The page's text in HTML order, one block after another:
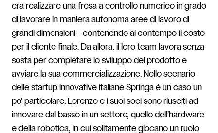
era realizzare una fresa a controllo numerico in grado
di lavorare in maniera autonoma aree di lavoro di
grandi dimensioni - contenendo al contempo il costo
per il cliente finale. Da allora, il loro team lavora senza
sosta per completare lo sviluppo del prodotto e
avviare la sua commercializzazione. Nello scenario
delle startup innovative italiane Springa è un caso un
po’ particolare: Lorenzo e i suoi soci sono riusciti ad
innovare dal basso in un settore, quello dell’hardware
e della robotica, in cui solitamente giocano un ruolo